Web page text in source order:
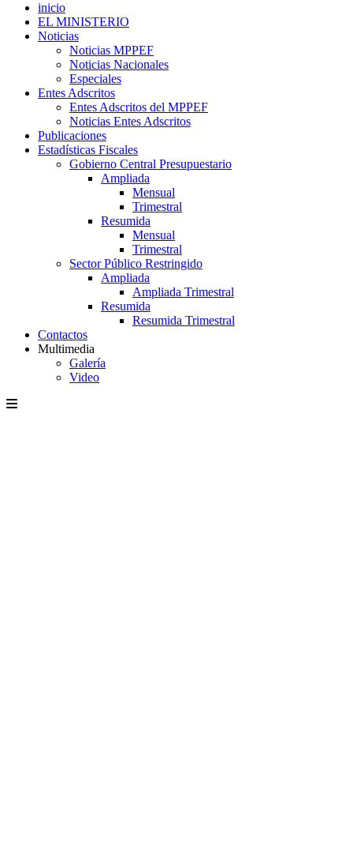
inicio
EL MINISTERIO
Noticias
Noticias MPPEF
Noticias Nacionales
Especiales
Entes Adscritos
Entes Adscritos del MPPEF
Noticias Entes Adscritos
Publicaciones
Estadísticas Fiscales
Gobierno Central Presupuestario
Ampliada
Mensual
Trimestral
Resumida
Mensual
Trimestral
Sector Público Restringido
Ampliada
Ampliada Trimestral
Resumida
Resumida Trimestral
Contactos
Multimedia
Galería
Video